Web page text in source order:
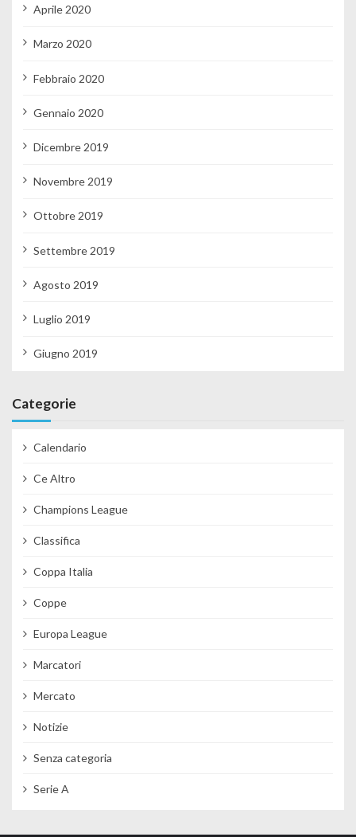
Aprile 2020
Marzo 2020
Febbraio 2020
Gennaio 2020
Dicembre 2019
Novembre 2019
Ottobre 2019
Settembre 2019
Agosto 2019
Luglio 2019
Giugno 2019
Categorie
Calendario
Ce Altro
Champions League
Classifica
Coppa Italia
Coppe
Europa League
Marcatori
Mercato
Notizie
Senza categoria
Serie A